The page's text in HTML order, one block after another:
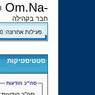
-Om.Na
חבר בקהילה
פעילות אחרונה:
סטטיסטיקות
סה"כ הודעות